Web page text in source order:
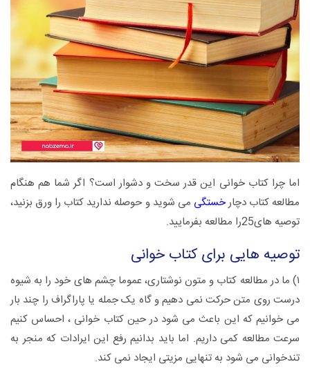
اما چرا کتاب خوانی این قدر سخت و دشوار است؟ اگر شما هم هنگام
مطالعه کتاب دچارخستگی می شوید و حوصله ندارید کتاب را ورق بزنید،
توصیه های25را مطالعه بفرمایید.
توصیه هایی برای کتاب خوانی
۱) ما در مطالعه کتاب و متون نوشتاری، عموما چشم های خود را به شیوه
درست روی متن حرکت نمی دهیم و گاه یک جمله یا پاراگراف را چند بار
می خوانیم که این باعث می شود در حین کتاب خوانی ، احساس کنیم
سرعت مطالعه کمی داریم. اما باید بدانیم رفع این ایرادات که منجر به
تندخوانی می شود به تنهایی مزیتی ایجاد نمی کند.